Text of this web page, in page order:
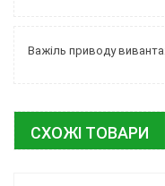
Важіль приводу
СХОЖІ ТОВАРИ